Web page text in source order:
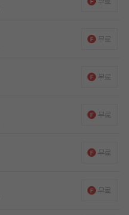
무료
무료
무료
무료
무료